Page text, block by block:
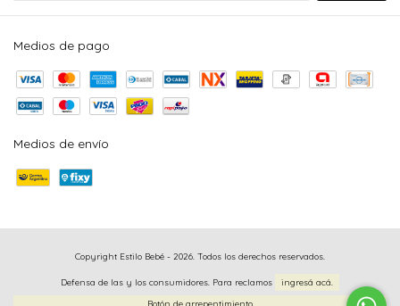
Medios de pago
Medios de envío
Copyright Estilo Bebé - 2026. Todos los derechos reservados.
Defensa de las y los consumidores. Para reclamos
ingresá acá.
Botón de arrepentimiento